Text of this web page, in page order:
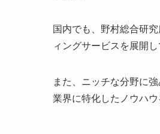
国内でも、野村総合研
ィングサービスを展開し
また、ニッチな分野に
業界に特化したノウハ